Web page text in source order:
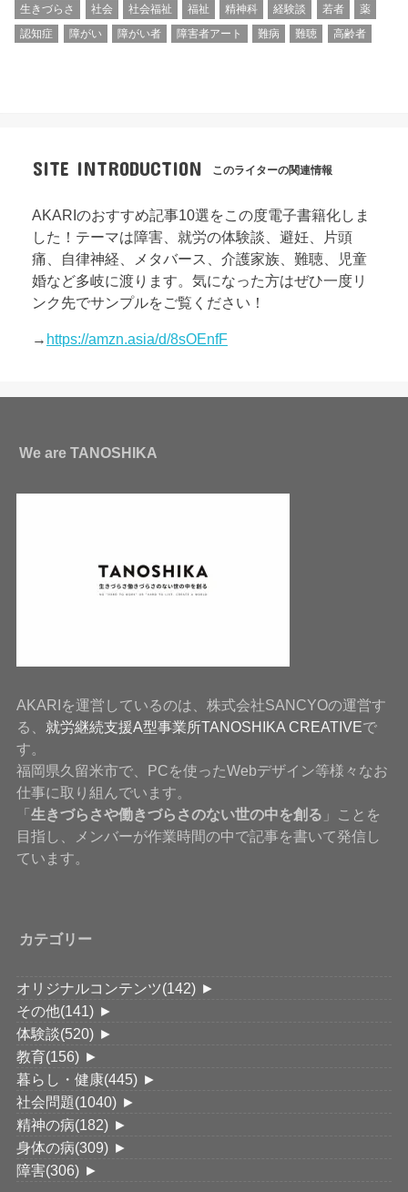
生きづらさ
社会 社会福祉 福祉 精神科 経験談 若者
薬
認知症
障がい 障がい者 障害者アート 難病 難聴 高齢者
SITE INTRODUCTION このライターの関連情報
AKARIのおすすめ記事10選をこの度電子書籍化しま
した！テーマは障害、就労の体験談、避妊、片頭
痛、自律神経、メタバース、介護家族、難聴、児童
婚など多岐に渡ります。気になった方はぜひ一度リ
ンク先でサンプルをご覧ください！
→ https://amzn.asia/d/8sOEnfF
We are TANOSHIKA
AKARIを運営しているのは、株式会社SANCYOの運営す
る、 就労継続支援A型事業所TANOSHIKA CREATIVEで
す。
福岡県久留米市で、PCを使ったWebデザイン等様々なお
仕事に取り組んでいます。
「生きづらさや働きづらさのない世の中を創る 」ことを
目指し、メンバーが作業時間の中で記事を書いて発信し
ています。
カテゴリー
オリジナルコンテンツ(142) ►
その他(141) ►
体験談(520) ►
教育(156) ►
暮らし・健康(445) ►
社会問題(1040) ►
精神の病(182) ►
身体の病(309) ►
障害(306) ►